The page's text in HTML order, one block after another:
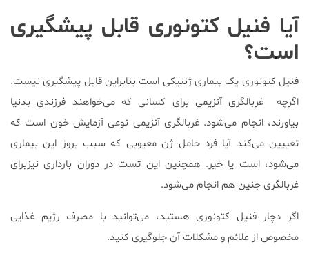
آیا فنیل کتونوری قابل پیشگیری
است؟
فنیل کتونوری یک بیماری ژنتیکی است بنابراین قابل پیشگیری نیست.
اگرچه غربالگری آنزیمی برای کسانی که می‌خواهند فرزندی بدنیا
بیاورند، انجام می‌شود. غربالگری آنزیمی نوعی آزمایش خون است که
تعییین می‌کند آیا فرد حامل ژن معیوبی که سبب بروز این بیماری
می‌شود، است یا خیر. همچنین این تست در دوران بارداری نیزبرای
غربالگری جنین هم انجام می‌شود.
اگر دچار فنیل کتونوری هستید، می‌توانید با مصرف رژیم غذایی
مخصوص از علائم و مشکلات آن جلوگیری کنید.